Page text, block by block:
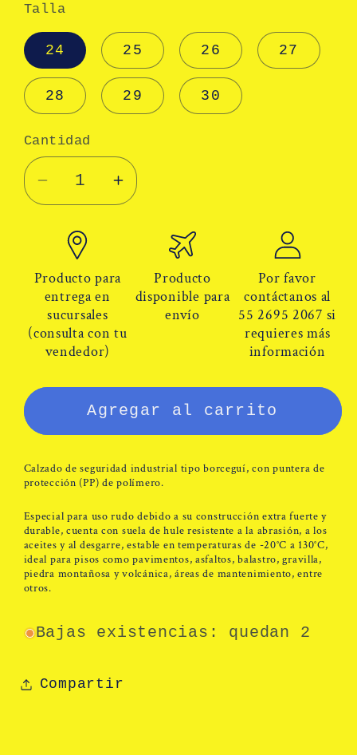
Talla
24 25 26 27
28 29 30
Cantidad
Cantidad
Reducir
cantidad
para
Bota
Berrendo
154
Uso
Rudo
Casquillo
Polímero
Aumentar
cantidad
Berrendo
154
Rudo
Polímero
Producto para
entrega en
sucursales
(consulta con tu
vendedor)
Producto
disponible para
envío
Por favor
contáctanos al
55 2695 2067 si
requieres más
información
Agregar al carrito
Calzado de seguridad industrial tipo borceguí,con puntera de
protección (PP) de polímero.
Especial para uso rudo debido a su construcción extra fuerte y
durable, cuenta con suela de hule resistente a la abrasión, a los
aceites y al desgarre, estable en temperaturas de -20°C a 130°C,
ideal para pisos como pavimentos, asfaltos, balastro, gravilla,
piedra montañosa y volcánica, áreas de mantenimiento, entre
otros.
Bajas existencias: quedan 2
Compartir